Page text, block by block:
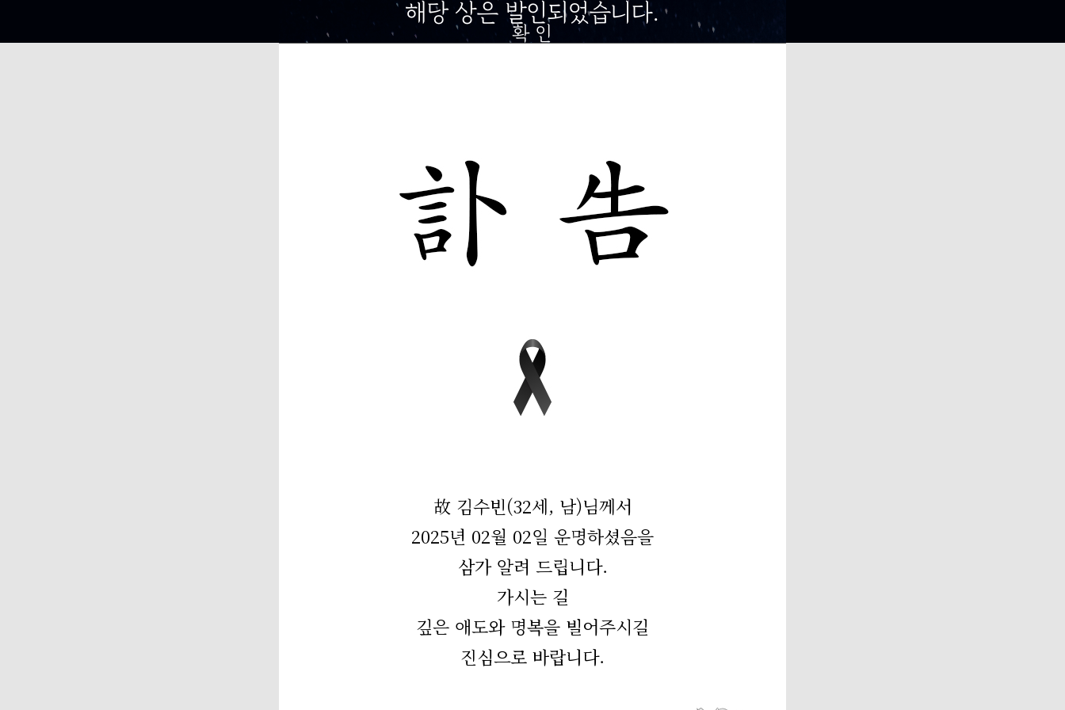
해당 상은 발인되었습니다.
확 인
故 김수빈(32세, 남)님께서
2025년 02월 02일 운명하셨음을
삼가 알려 드립니다.
가시는 길
깊은 애도와 명복을 빌어주시길
진심으로 바랍니다.